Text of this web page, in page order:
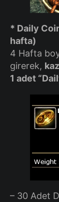
* Daily
hafta)
4 Hafta
girerek,
1 adet
– 30 Adet